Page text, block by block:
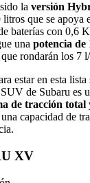
la versión
que se apoya
baterías con 0,6
una potencia de
rondarán los 7
estar en esta lista
de Subaru es
de tracción
capacidad de
XV